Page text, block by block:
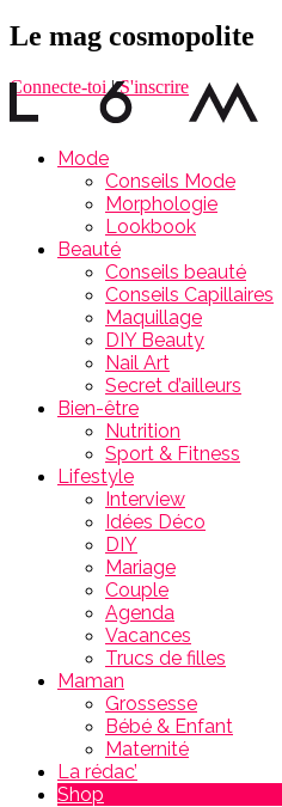
Le mag cosmopolite
Connecte-toi|S'inscrire
Mode
Conseils Mode
Morphologie
Lookbook
Beauté
Conseils beauté
Conseils Capillaires
Maquillage
DIY Beauty
Nail Art
Secret d’ailleurs
Bien-être
Nutrition
Sport & Fitness
Lifestyle
Interview
Idées Déco
DIY
Mariage
Couple
Agenda
Vacances
Trucs de filles
Maman
Grossesse
Bébé & Enfant
Maternité
La rédac’
Shop